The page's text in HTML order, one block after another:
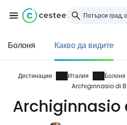
Болоня Какво да видите
Дестинации Италия Болоня
Archiginnasio di
Archiginnasio
Влезте в
... световната общност на
Продължете